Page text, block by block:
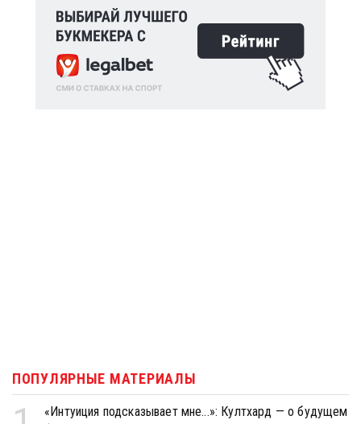
ПОПУЛЯРНЫЕ МАТЕРИАЛЫ
«Интуиция подсказывает мне...»: Култхард — о будущем